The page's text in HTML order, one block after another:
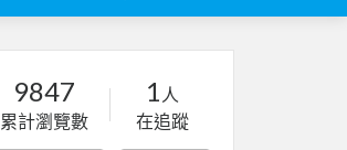
9847
累計瀏覽數
1 人
在追蹤